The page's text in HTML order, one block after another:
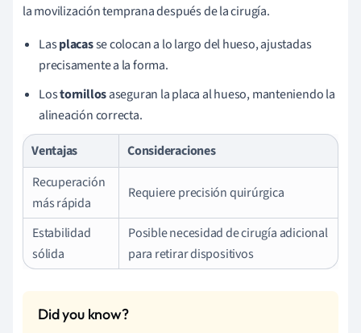
la movilización temprana después de la cirugía.
Lasplacasse colocan a lo largo del hueso, ajustadas
precisamente a la forma.
Lostornillosaseguran la placa al hueso, manteniendo la
alineación correcta.
Ventajas
Consideraciones
Recuperación
más rápida
Requiere precisión quirúrgica
Estabilidad
sólida
Posible necesidad de cirugía adicional
para retirar dispositivos